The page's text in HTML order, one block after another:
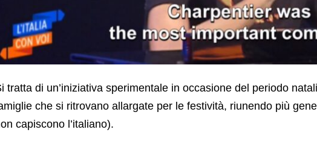
tratta di un’iniziativa sperimentale in occasione del periodo
che si ritrovano allargate per le festività, riunendo più
capiscono l’italiano).